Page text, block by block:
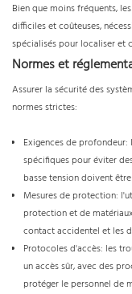
Bien que moins fréquents,
difficiles et coûteuses,
spécialisés pour localiser et
Normes et
Assurer la sécurité des
normes strictes:
Exigences de
spécifiques pour éviter
basse tension doivent
Mesures de protection:
protection et de
contact accidentel et les
Protocoles d'accès: les
un accès sûr, avec des
protéger le personnel de